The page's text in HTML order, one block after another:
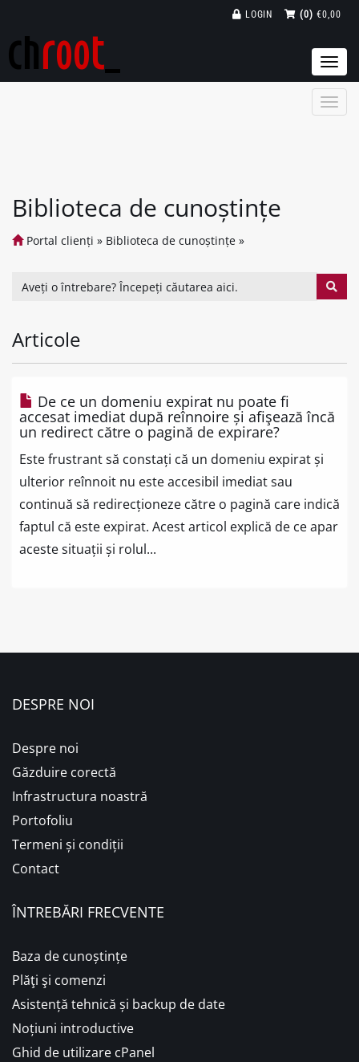
(0) €0,00
LOGIN
Biblioteca de cunoștințe
Portal clienți » Biblioteca de cunoștințe »
Articole
De ce un domeniu expirat nu poate fi
accesat imediat după reînnoire și afişează încă
un redirect către o pagină de expirare?
Este frustrant să constați că un domeniu expirat și
ulterior reînnoit nu este accesibil imediat sau
continuă să redirecționeze către o pagină care indică
faptul că este expirat. Acest articol explică de ce apar
aceste situații și rolul...
DESPRE NOI
Despre noi
Găzduire corectă
Infrastructura noastră
Portofoliu
Termeni și condiții
Contact
ÎNTREBĂRI FRECVENTE
Baza de cunoștințe
Plăţi şi comenzi
Asistență tehnică și backup de date
Noțiuni introductive
Ghid de utilizare cPanel